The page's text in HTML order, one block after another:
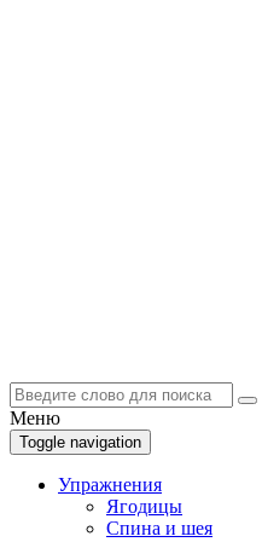
Меню
Toggle navigation
Упражнения
Ягодицы
Спина и шея